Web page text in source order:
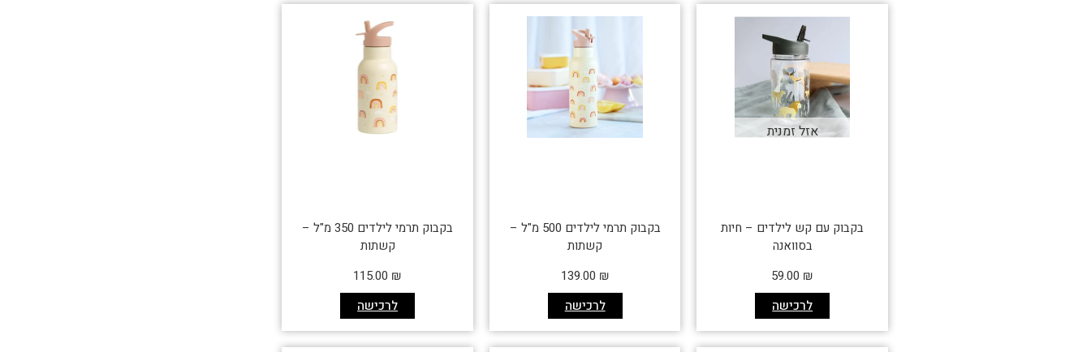
אזל זמנית
בקבוק עם קש לילדים – חיות
בסוואנה
לרכישה
59.00 ₪
בקבוק תרמי לילדים 500 מ"ל –
קשתות
לרכישה
139.00 ₪
בקבוק תרמי לילדים 350 מ"ל –
קשתות
לרכישה
115.00 ₪